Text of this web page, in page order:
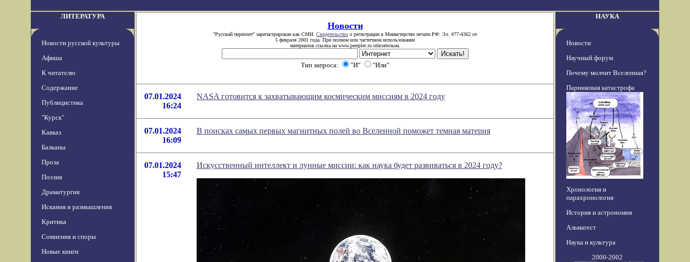
ЛИТЕРАТУРА
Новости русской культуры
Афиша
К читателю
Содержание
Публицистика
"Курск"
Кавказ
Балканы
Проза
Поэзия
Драматургия
Искания и размышления
Критика
Сомнения и споры
Новые книги
Новости
"Русский переплет" зарегистрирован как СМИ. Свидетельство о регистрации в Министерстве печати РФ: Эл. #77-4362 от
5 февраля 2001 года. При полном или частичном использовании
материалов ссылка на www.pereplet.ru обязательна.
Тип запроса: "И" "Или"
07.01.2024
16:24
NASA готовится к захватывающим космическим миссиям в 2024 году
07.01.2024
16:09
В поисках самых первых магнитных полей во Вселенной поможет темная материя
07.01.2024
15:47
Искусственный интеллект и лунные миссии: как наука будет развиваться в 2024 году?
НАУКА
Новости
Научный форум
Почему молчит Вселенная?
Парниковая катастрофа
Хронология и
парахронология
История и астрономия
Альмагест
Наука и культура
2000-2002